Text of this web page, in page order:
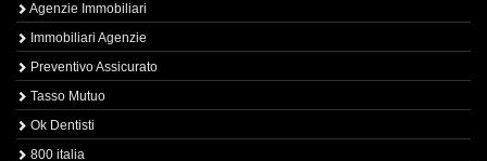
Agenzie Immobiliari
Immobiliari Agenzie
Preventivo Assicurato
Tasso Mutuo
Ok Dentisti
800 italia